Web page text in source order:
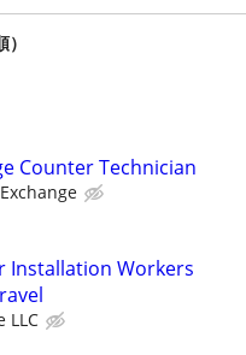
Counter Technician
Installation Workers
LLC